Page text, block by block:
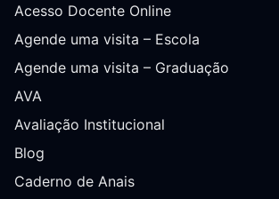
Acesso Docente Online
Agende uma visita – Escola
Agende uma visita – Graduação
AVA
Avaliação Institucional
Blog
Caderno de Anais